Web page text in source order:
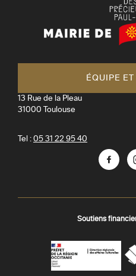
ÉQUIPE ET
13 Rue de la Pleau
31000
Toulouse
Tel : 05 31 22 95 40
Soutiens